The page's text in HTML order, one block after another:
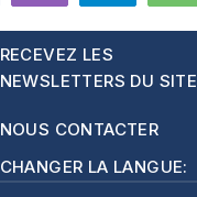
RECEVEZ LES
NEWSLETTERS DU SITE
NOUS CONTACTER
CHANGER LA LANGUE: